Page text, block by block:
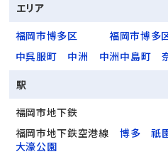
エリア
福岡市博多区
福岡市博多
中呉服町
中洲 中洲中島町
駅
福岡市地下鉄
福岡市地下鉄空港線
博多 祇
大濠公園